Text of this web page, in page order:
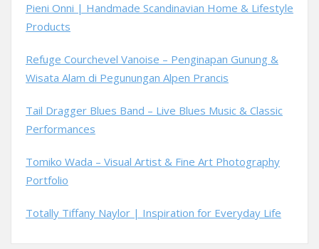
Pieni Onni | Handmade Scandinavian Home & Lifestyle
Products
Refuge Courchevel Vanoise – Penginapan Gunung &
Wisata Alam di Pegunungan Alpen Prancis
Tail Dragger Blues Band – Live Blues Music & Classic
Performances
Tomiko Wada – Visual Artist & Fine Art Photography
Portfolio
Totally Tiffany Naylor | Inspiration for Everyday Life